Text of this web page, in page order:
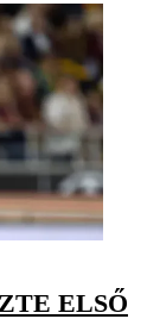
ELSŐ